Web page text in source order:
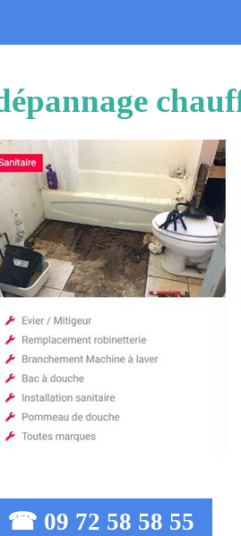
☎ 09 72 58 58 55